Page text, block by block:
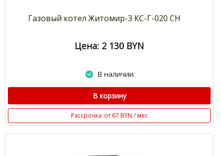
Газовый котел Житомир-3 КС-Г-020 СН
Цена: 2 130 BYN
В наличии
В корзину
Рассрочка от 67 BYN / мес